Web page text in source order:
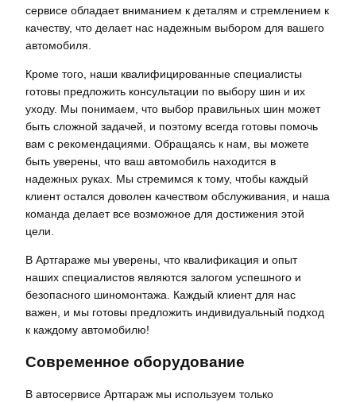
сервисе обладает вниманием к деталям и стремлением к
качеству, что делает нас надежным выбором для вашего
автомобиля.
Кроме того, наши квалифицированные специалисты
готовы предложить консультации по выбору шин и их
уходу. Мы понимаем, что выбор правильных шин может
быть сложной задачей, и поэтому всегда готовы помочь
вам с рекомендациями. Обращаясь к нам, вы можете
быть уверены, что ваш автомобиль находится в
надежных руках. Мы стремимся к тому, чтобы каждый
клиент остался доволен качеством обслуживания, и наша
команда делает все возможное для достижения этой
цели.
В Артгараже мы уверены, что квалификация и опыт
наших специалистов являются залогом успешного и
безопасного шиномонтажа. Каждый клиент для нас
важен, и мы готовы предложить индивидуальный подход
к каждому автомобилю!
Современное оборудование
В автосервисе Артгараж мы используем только